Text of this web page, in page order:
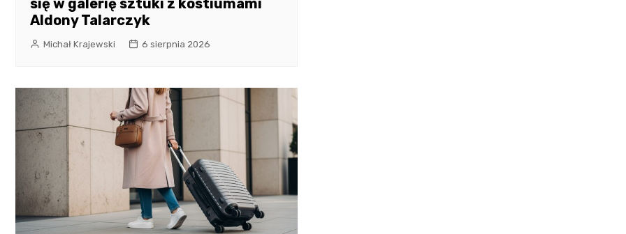
Aldony Talarczyk
Michał Krajewski 6 sierpnia 2026